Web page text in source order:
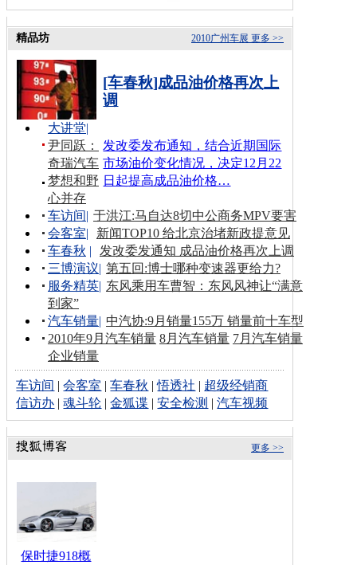
更多 >>
2010广州车展
精品坊
[车春秋]成品油价格再次上
调
发改委发布通知，结合近期国际
市场油价变化情况，决定12月22
日起提高成品油价格…
大讲堂|
尹同跃：
奇瑞汽车
梦想和野
心并存
车访间| 于洪江:马自达8切中公商务MPV要害
会客室|
新闻TOP10 给北京治堵新政提意见
车春秋 |
发改委发通知 成品油价格再次上调
三博演议| 第五回:博士哪种变速器更给力?
服务精英| 东风乘用车曹智：东风风神让“满意
到家”
汽车销量| 中汽协:9月销量155万 销量前十车型
2010年9月汽车销量 8月汽车销量 7月汽车销量
企业销量
车访间 |会客室 |车春秋 |悟透社 | 超级经销商
信访办 |魂斗轮 |金狐谍 |安全检测 |汽车视频
更多 >>
保时捷918概